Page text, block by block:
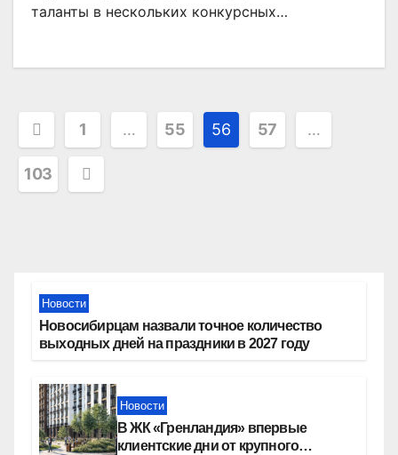
таланты в нескольких конкурсных…
Пагинация
записей
1 … 55 56 57 …
103
Новости
Новосибирцам назвали точное количество
выходных дней на праздники в 2027 году
Новости
В ЖК «Гренландия» впервые
клиентские дни от крупного